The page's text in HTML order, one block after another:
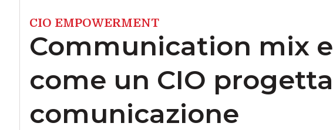
CIO EMPOWERMENT
Communication mix
come un CIO
comunicazione